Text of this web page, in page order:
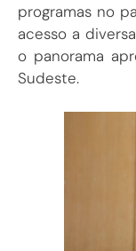
programas no
acesso a
o panorama
Sudeste.